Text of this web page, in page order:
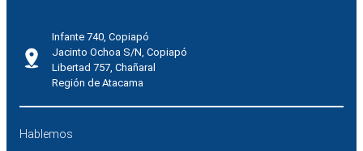
Infante 740, Copiapó
Jacinto Ochoa S/N, Copiapó
Libertad 757, Chañaral
Región de Atacama
Hablemos